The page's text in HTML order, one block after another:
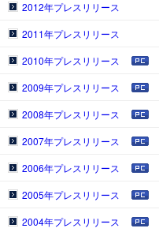
2012年プレスリリース
2011年プレスリリース
2010年プレスリリース
2009年プレスリリース
2008年プレスリリース
2007年プレスリリース
2006年プレスリリース
2005年プレスリリース
2004年プレスリリース